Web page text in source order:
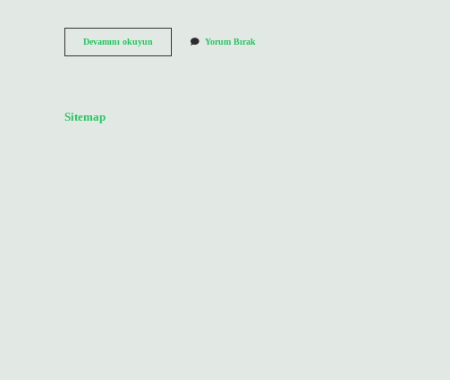
Devamını okuyun
Haritasında
Yorum Bırak
Sitemap